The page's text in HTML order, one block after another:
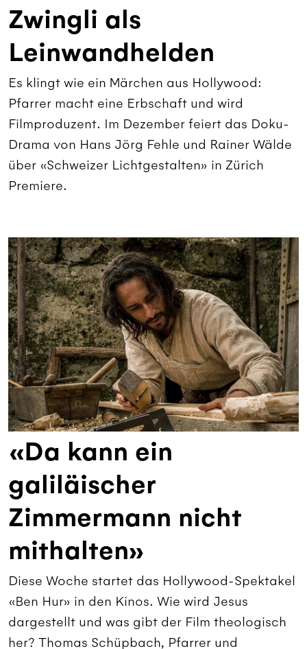
Zwingli als
Leinwandhelden
Es klingt wie ein Märchen aus Hollywood:
Pfarrer macht eine Erbschaft und wird
Filmproduzent. Im Dezember feiert das Doku-
Drama von Hans Jörg Fehle und Rainer Wälde
über «Schweizer Lichtgestalten» in Zürich
Premiere.
«Da kann ein
galiläischer
Zimmermann nicht
mithalten»
Diese Woche startet das Hollywood-Spektakel
«Ben Hur» in den Kinos. Wie wird Jesus
dargestellt und was gibt der Film theologisch
her? Thomas Schüpbach, Pfarrer und